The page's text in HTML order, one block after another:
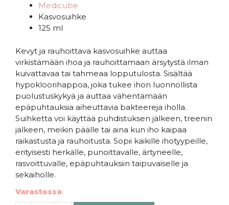
Medicube
Kasvosuihke
125 ml
Kevyt ja rauhoittava kasvosuihke auttaa
virkistämään ihoa ja rauhoittamaan ärsytystä ilman
kuivattavaa tai tahmeaa lopputulosta. Sisältää
hypokloorihappoa, joka tukee ihon luonnollista
puolustuskykyä ja auttaa vähentämään
epäpuhtauksia aiheuttavia bakteereja iholla.
Suihketta voi käyttää puhdistuksen jälkeen, treenin
jälkeen, meikin päälle tai aina kun iho kaipaa
raikastusta ja rauhoitusta. Sopii kaikille ihotyypeille,
erityisesti herkälle, punoittavalle, ärtyneelle,
rasvoittuvalle, epäpuhtauksiin taipuvaiselle ja
sekaiholle.
Varastossa